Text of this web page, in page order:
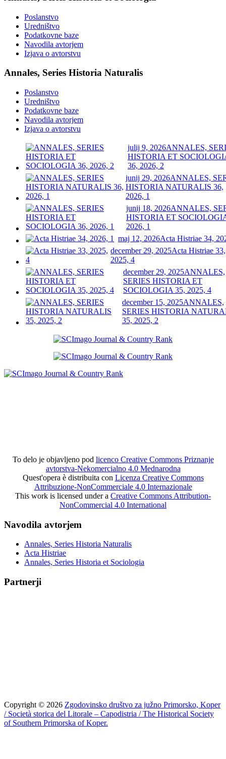
Poslanstvo
Uredništvo
Podatkovne baze
Navodila avtorjem
Izjava o avtorstvu
Annales, Series Historia Naturalis
Poslanstvo
Uredništvo
Podatkovne baze
Navodila avtorjem
Izjava o avtorstvu
julij 9, 2026ANNALES,
HISTORIA ET
36, 2026, 2
junij 29, 2026ANNALES,
HISTORIA NATURALIS 36,
2026, 1
junij 18, 2026ANNALES,
HISTORIA ET
2026, 1
maj 12, 2026Acta Histriae 34,
december 29, 2025Acta Histriae 33,
2025, 4
december 29, 2025ANNALES,
SERIES HISTORIA ET
SOCIOLOGIA 35, 2025, 4
december 15, 2025ANNALES,
SERIES HISTORIA
35, 2025, 2
To delo je objavljeno pod licenco Creative Commons Priznanje
avtorstva-Nekomercialno 4.0 Mednarodna
Quest'opera è distribuita con Licenza Creative Commons
Attribuzione-NonCommerciale 4.0 Internazionale
This work is licensed under a Creative Commons Attribution-
NonCommercial 4.0 International
Navodila avtorjem
Annales, Series Historia Naturalis
Acta Histriae
Annales, Series Historia et Sociologia
Partnerji
Copyright © 2026 Zgodovinsko društvo za južno Primorsko, Koper
/ Società storica del Litorale – Capodistria / The Historical Society
of Southern Primorska of Koper.